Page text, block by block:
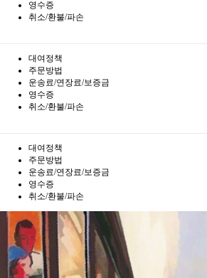
영수증
취소/환불/파손
대여정책
주문방법
운송료/연장료/보증금
영수증
취소/환불/파손
대여정책
주문방법
운송료/연장료/보증금
영수증
취소/환불/파손